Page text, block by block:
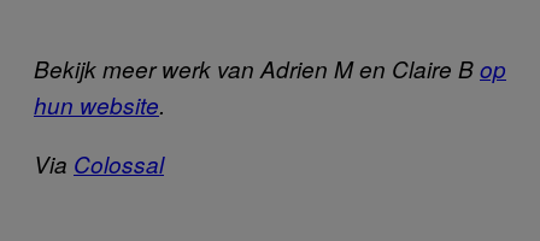
Bekijk meer werk van Adrien M en Claire Bop
hun website.
Via Colossal